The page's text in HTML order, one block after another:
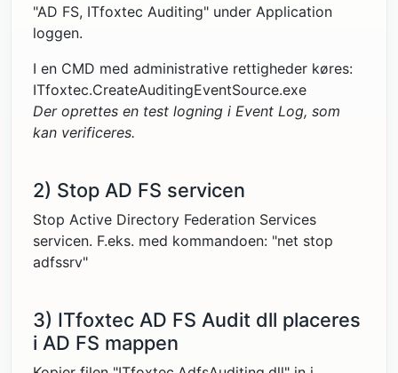
"AD FS, ITfoxtec Auditing" under Application
loggen.
I en CMD med administrative rettigheder køres:
ITfoxtec.CreateAuditingEventSource.exe
Der oprettes en test logning i Event Log, som
kan verificeres.
2) Stop AD FS servicen
Stop Active Directory Federation Services
servicen. F.eks. med kommandoen: "net stop
adfssrv"
3) ITfoxtec AD FS Audit dll placeres
i AD FS mappen